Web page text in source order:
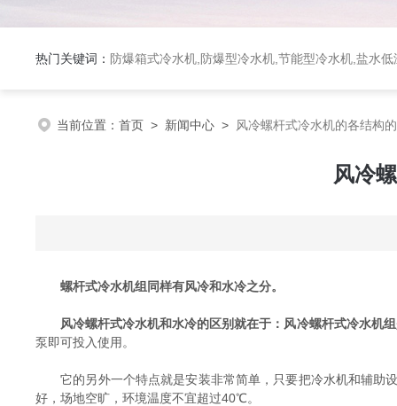
热门关键词： 防爆箱式冷水机,防爆型冷水机,节能型冷水机,盐水低
当前位置： 首页 > 新闻中心 > 风冷螺杆式冷水机的各结构
风冷
螺杆式冷水机组同样有风冷和水冷之分。
风冷螺杆式冷水机和水冷的区别就在于：风冷螺杆式冷水机
泵即可投入使用。
它的另外一个特点就是安装非常简单，只要把冷水机和辅助设
好，场地空旷，环境温度不宜超过40℃。